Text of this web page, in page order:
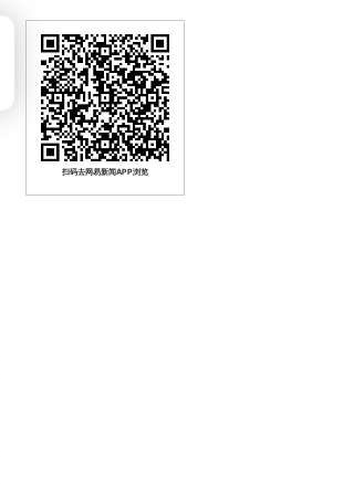
扫码去网易新闻APP浏览